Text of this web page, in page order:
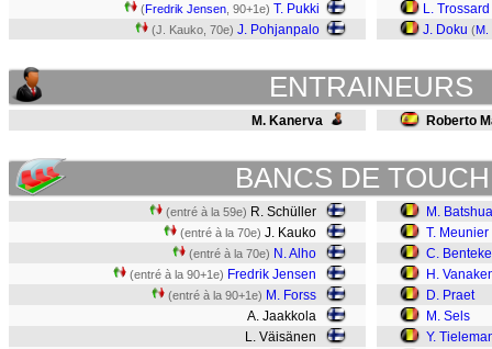
(Fredrik Jensen , 90+1e) T. Pukki
(J. Kauko, 70e) J. Pohjanpalo
L. Trossard
J. Doku (M.
ENTRAINEURS
M. Kanerva Roberto
BANCS DE
(entré à la 59e) R. Schüller
(entré à la 70e) J. Kauko
(entré à la 70e) N. Alho
(entré à la 90+1e) Fredrik Jensen
(entré à la 90+1e) M. Forss
A. Jaakkola
L. Väisänen
M.
T. Meunier
C. Benteke
H.
D. Praet
M. Sels
Y.